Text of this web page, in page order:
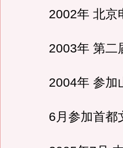
2002年 北京电
2003年 第二届
2004年 参加山
6月参加首都文